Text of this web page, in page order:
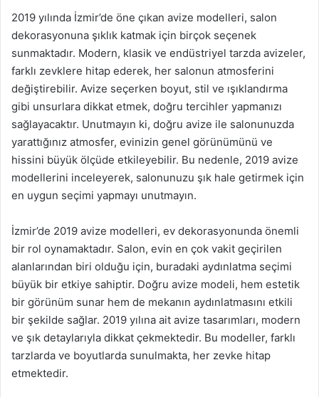
2019 yılında İzmir’de öne çıkan avize modelleri, salon
dekorasyonuna şıklık katmak için birçok seçenek
sunmaktadır. Modern, klasik ve endüstriyel tarzda avizeler,
farklı zevklere hitap ederek, her salonun atmosferini
değiştirebilir. Avize seçerken boyut, stil ve ışıklandırma
gibi unsurlara dikkat etmek, doğru tercihler yapmanızı
sağlayacaktır. Unutmayın ki, doğru avize ile salonunuzda
yarattığınız atmosfer, evinizin genel görünümünü ve
hissini büyük ölçüde etkileyebilir. Bu nedenle, 2019 avize
modellerini inceleyerek, salonunuzu şık hale getirmek için
en uygun seçimi yapmayı unutmayın.
İzmir’de 2019 avize modelleri, ev dekorasyonunda önemli
bir rol oynamaktadır. Salon, evin en çok vakit geçirilen
alanlarından biri olduğu için, buradaki aydınlatma seçimi
büyük bir etkiye sahiptir. Doğru avize modeli, hem estetik
bir görünüm sunar hem de mekanın aydınlatmasını etkili
bir şekilde sağlar. 2019 yılına ait avize tasarımları, modern
ve şık detaylarıyla dikkat çekmektedir. Bu modeller, farklı
tarzlarda ve boyutlarda sunulmakta, her zevke hitap
etmektedir.